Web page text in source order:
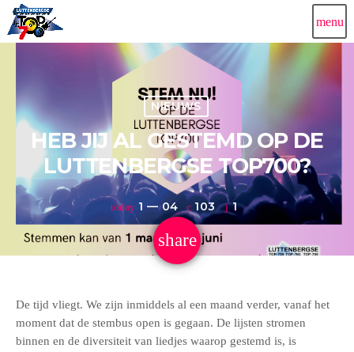
menu
NIEUWS
HEB JIJ AL GESTEMD OP DE
LUTTENBERGSE TOP700?
today 1 — 04 103 1
share
email
De tijd vliegt. We zijn inmiddels al een maand verder, vanaf het
moment dat de stembus open is gegaan. De lijsten stromen
binnen en de diversiteit van liedjes waarop gestemd is, is